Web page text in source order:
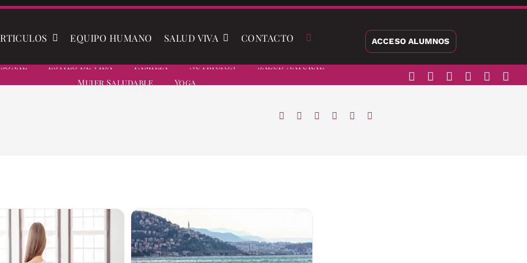
EQUIPO HUMANO SALUD VIVA CONTACTO ACCESO ALUMNOS
Estilo De Vida Familia Nutrición
Salud Natural
Mujer Saludable
Yoga